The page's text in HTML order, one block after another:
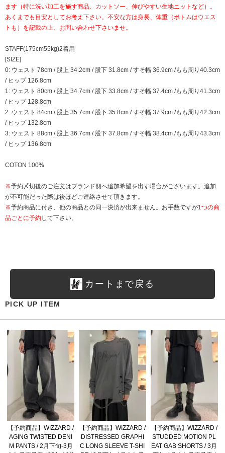
ます（特に洗い加工を施す商品、カットソー、伸びやすい生地ニットなど）。
あくまでも目安としてお考え下さい。不安な方は身長、体重（ボトムはウエス
トも）を記載の上、お問い合わせ下さいませ。
STAFF(175cm55kg)2着用
[SIZE]
0: ウェスト 78cm / 股上 34.2cm / 股下 31.8cm / すそ幅 36.9cm /もも周り40.3cm
/ ヒップ 126.8cm
1: ウェスト 80cm / 股上 34.7cm / 股下 33.8cm / すそ幅 37.4cm /もも周り41.3cm
/ ヒップ 128.8cm
2: ウェスト 84cm / 股上 35.7cm / 股下 35.8cm / すそ幅 37.9cm /もも周り42.3cm
/ ヒップ 132.8cm
3: ウェスト 88cm / 股上 36.7cm / 股下 37.8cm / すそ幅 38.4cm /もも周り43.3cm
/ ヒップ 136.8cm
COTON 100%
※予約〆切後のご注文はブランド側へ追加希望を出す場合がございます。追加
が不可能だった際は後ほどご連絡させて頂きます。
※予約商品に付き、他の商品との同一決済が出来ません。お手数ですが1つの商
品ごとに予約して下さい。
カートまで戻る
PICK UP ITEM
【予約商品】WIZZARD /
AGING TWISTED DENI
M PANTS / 2月下旬-3月
【予約商品】WIZZARD /
DISTRESSED GRAPHI
C LONG SLEEVE T-SHI
【予約商品】WIZZARD /
STUDDED MOTION PL
EAT GAB SHORTS / 3月